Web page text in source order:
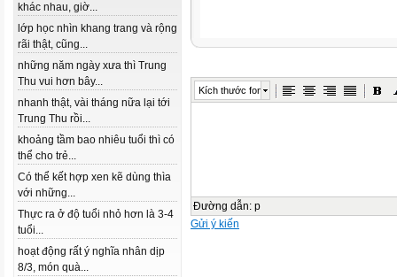
khác nhau, giờ...
lớp học nhìn khang trang và rộng
rãi thật, cũng...
những năm ngày xưa thì Trung
Thu vui hơn bây...
nhanh thật, vài tháng nữa lại tới
Trung Thu rồi...
khoảng tầm bao nhiêu tuổi thì có
thể cho trẻ...
Có thể kết hợp xen kẽ dùng thìa
với những...
Thực ra ở độ tuổi nhỏ hơn là 3-4
tuổi...
hoạt động rất ý nghĩa nhân dịp
8/3, món quà...
Kích thước font
Đường dẫn: p
Gửi ý kiến